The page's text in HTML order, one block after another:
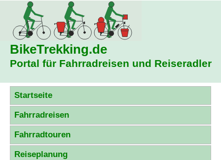
BikeTrekking.de
Portal für Fahrradreisen und Reiseradler
Startseite
Fahrradreisen
Fahrradtouren
Reiseplanung